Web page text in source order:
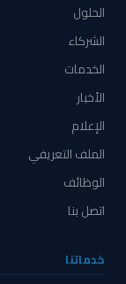
الحلول
الشركاء
الخدمات
الأخبار
الإعلام
الملف التعريفي
الوظائف
اتصل بنا
خدماتنا